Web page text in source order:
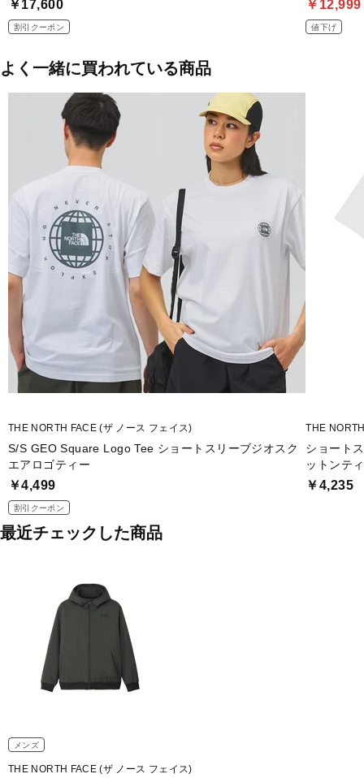
￥17,600
割引クーポン
￥12,999
値下げ
よく一緒に買われている商品
THE NORTH FACE (ザ ノース フェイス)
S/S GEO Square Logo Tee ショートスリーブジオスク
エアロゴティー
￥4,499
割引クーポン
THE
ショート
ットンテ
￥4,235
最近チェックした商品
メンズ
THE NORTH FACE (ザ ノース フェイス)